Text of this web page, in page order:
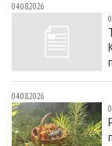
04.08.2026
04.08.2026